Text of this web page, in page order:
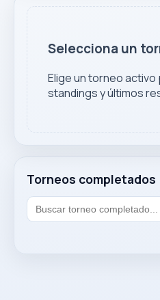
Torneos completados
Selecciona un
Elige un torneo activo
standings y últimos